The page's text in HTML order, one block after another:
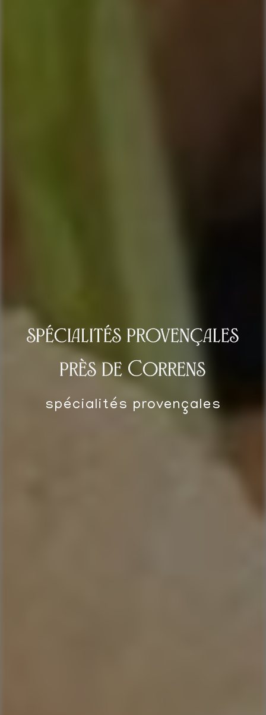
spécialités provençales
près de Correns
spécialités provençales